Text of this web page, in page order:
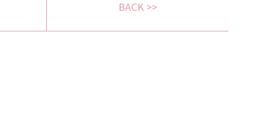
BACK >>